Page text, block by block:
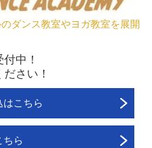
ダンス教室やヨガ教室を展開
中！
さい！
はこちら
こちら